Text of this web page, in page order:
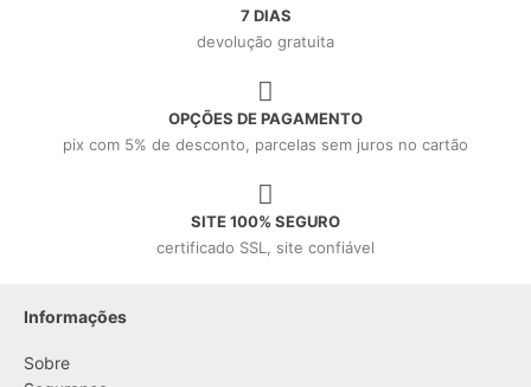
7 DIAS
devolução gratuita
OPÇÕES DE PAGAMENTO
pix com 5% de desconto, parcelas sem juros no cartão
SITE 100% SEGURO
certificado SSL, site confiável
Informações
Sobre